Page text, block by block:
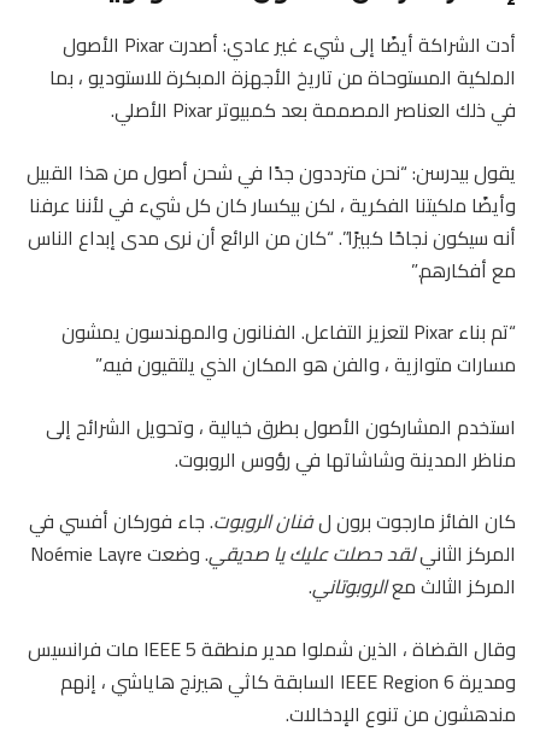
أدت الشراكة أيضًا إلى شيء غير عادي: أصدرت Pixar الأصول
الملكية المستوحاة من تاريخ الأجهزة المبكرة للاستوديو ، بما
في ذلك العناصر المصممة بعد كمبيوتر Pixar الأصلي.
يقول بيدرسن: “نحن مترددون جدًا في شحن أصول من هذا القبيل
وأيضًا ملكيتنا الفكرية ، لكن بيكسار كان كل شيء في لأننا عرفنا
أنه سيكون نجاحًا كبيرًا”. “كان من الرائع أن نرى مدى إبداع الناس
مع أفكارهم.”
“تم بناء Pixar لتعزيز التفاعل. الفنانون والمهندسون يمشون
مسارات متوازية ، والفن هو المكان الذي يلتقيون فيه.”
استخدم المشاركون الأصول بطرق خيالية ، وتحويل الشرائح إلى
مناظر المدينة وشاشاتها في رؤوس الروبوت.
كان الفائز مارجوت برون لفنان الروبوت. جاء فوركان أفسي في
المركز الثانيلقد حصلت عليك يا صديقي
. وضعت Noémie Layre
المركز الثالث معالروبوتاني.
وقال القضاة ، الذين شملوا مدير منطقة IEEE 5 مات فرانسيس
ومديرة IEEE Region 6 السابقة كاثي هيرنج هاياشي ، إنهم
مندهشون من تنوع الإدخالات.